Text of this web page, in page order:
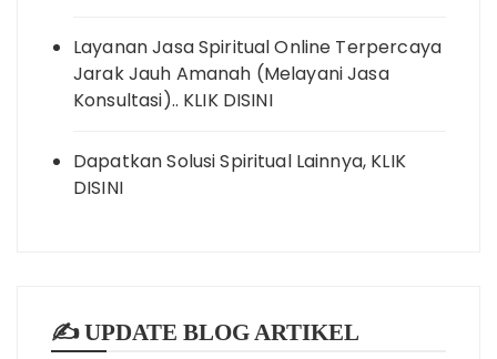
Layanan Jasa Spiritual Online Terpercaya
Jarak Jauh Amanah (Melayani Jasa
Konsultasi).. KLIK DISINI
Dapatkan Solusi Spiritual Lainnya, KLIK
DISINI
✍️ UPDATE BLOG ARTIKEL